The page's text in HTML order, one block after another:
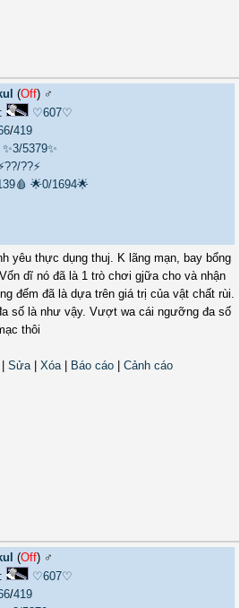
(Off) ♂️
♡607♡
/419
✨3/5379✨
??⚡
🌟0/1694🌟
yêu thực dụng thuj. K lãng mạn, bay bổng
dĩ nó đã là 1 trò chơi gjữa cho và nhận
đếm đã là dựa trên giá trị của vật chất rùi.
số là như vậy. Vượt wa cái ngưỡng đa số
thôi
Sửa| Xóa| Báo cáo
Cảnh cáo
(Off) ♂️
♡607♡
/419